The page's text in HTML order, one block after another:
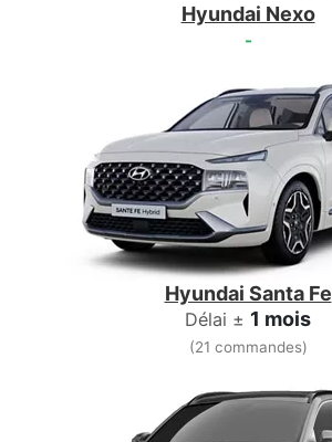
Hyundai Nexo
-
Hyundai Santa Fe
Délai ± 1 mois
(21 commandes)